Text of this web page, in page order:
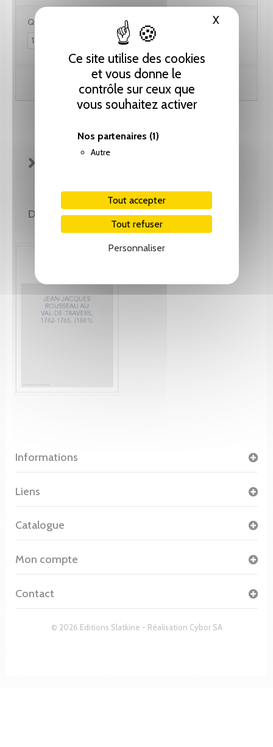
Ce site utilise des cookies
et vous donne le
contrôle sur ceux que
vous souhaitez activer
Nos partenaires (1)
Autre
Tout accepter
Tout refuser
Personnaliser
XMasquer
Quantité :
Ajouter au panier
DE MÊME AUTEUR(E)
Informations
© 2026 Editions Slatkine - Réalisation Cybor SA
Liens
Catalogue
Mon compte
Contact